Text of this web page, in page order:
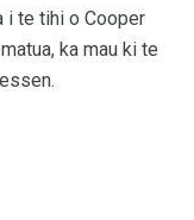
i te tihi o Cooper
ka mau ki te